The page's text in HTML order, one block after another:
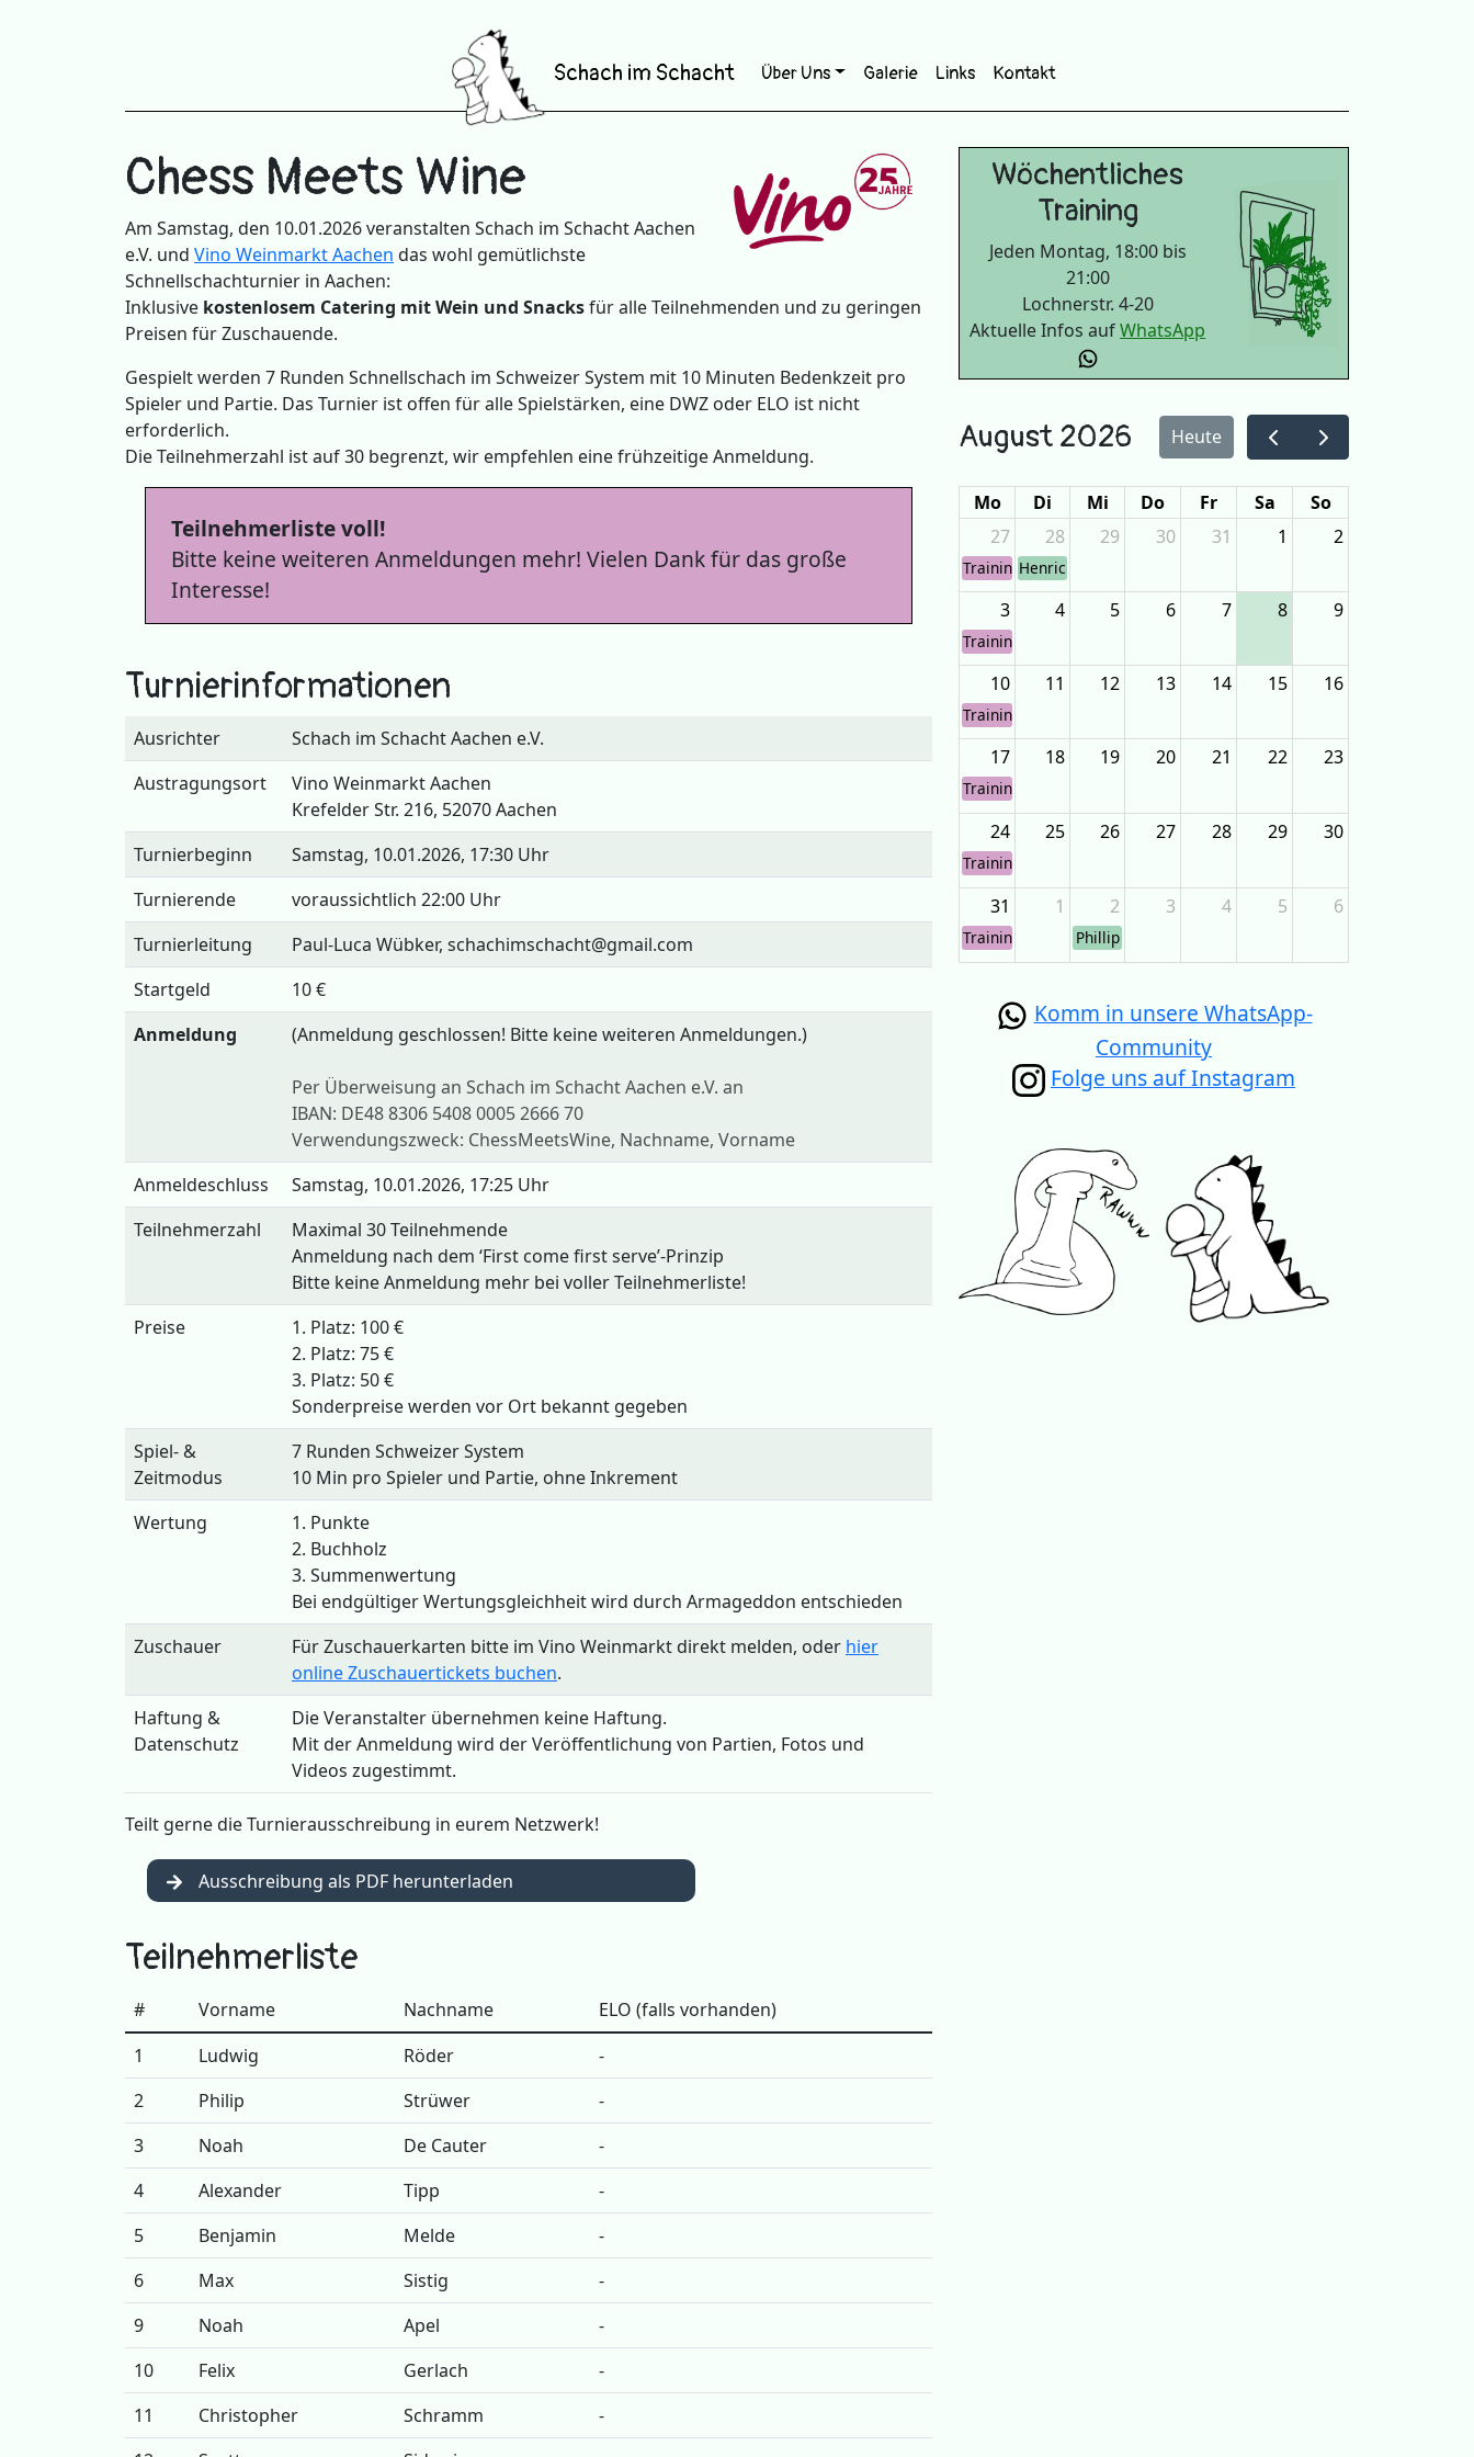
Schach im Schacht Über Uns Galerie Links Kontakt
Chess Meets Wine
Am Samstag, den 10.01.2026 veranstalten Schach im Schacht Aachen
e.V. und Vino Weinmarkt Aachen das wohl gemütlichste
Schnellschachturnier in Aachen:
Inklusive kostenlosem Catering mit Wein und Snacksfür alle Teilnehmenden und zu geringen
Preisen für Zuschauende.
Gespielt werden 7 Runden Schnellschach im Schweizer System mit 10 Minuten Bedenkzeit pro
Spieler und Partie. Das Turnier ist offen für alle Spielstärken, eine DWZ oder ELO ist nicht
erforderlich.
Die Teilnehmerzahl ist auf 30 begrenzt, wir empfehlen eine frühzeitige Anmeldung.
Teilnehmerliste voll!
Bitte keine weiteren Anmeldungen mehr! Vielen Dank für das große
Interesse!
Turnierinformationen
Ausrichter
Schach im Schacht Aachen e.V.
Austragungsort
Vino Weinmarkt Aachen
Krefelder Str. 216, 52070 Aachen
Turnierbeginn
Samstag, 10.01.2026, 17:30 Uhr
Turnierende
voraussichtlich 22:00 Uhr
Turnierleitung
Paul-Luca Wübker, schachimschacht@gmail.com
Startgeld
10 €
Anmeldung
(Anmeldung geschlossen! Bitte keine weiteren Anmeldungen.)
Per Überweisung an Schach im Schacht Aachen e.V. an
IBAN: DE48 8306 5408 0005 2666 70
Verwendungszweck: ChessMeetsWine, Nachname, Vorname
Anmeldeschluss
Samstag, 10.01.2026, 17:25 Uhr
Teilnehmerzahl
Maximal 30 Teilnehmende
Anmeldung nach dem ‘First come first serve’-Prinzip
Bitte keine Anmeldung mehr bei voller Teilnehmerliste!
Preise
1. Platz: 100 €
2. Platz: 75 €
3. Platz: 50 €
Sonderpreise werden vor Ort bekannt gegeben
Spiel- &
Zeitmodus
7 Runden Schweizer System
10 Min pro Spieler und Partie, ohne Inkrement
Wertung
1. Punkte
2. Buchholz
3. Summenwertung
Bei endgültiger Wertungsgleichheit wird durch Armageddon entschieden
Zuschauer
Für Zuschauerkarten bitte im Vino Weinmarkt direkt melden, oder hier
online Zuschauertickets buchen.
Haftung &
Datenschutz
Die Veranstalter übernehmen keine Haftung.
Mit der Anmeldung wird der Veröffentlichung von Partien, Fotos und
Videos zugestimmt.
Teilt gerne die Turnierausschreibung in eurem Netzwerk!
Ausschreibung als PDF herunterladen
Teilnehmerliste
# Vorname Nachname
ELO (falls vorhanden)
1
Ludwig Röder
-
2
Philip Strüwer
-
3
Noah De Cauter
-
4
Alexander Tipp
-
5
Benjamin Melde
-
6
Max Sistig
-
9
Noah Apel
-
10
Felix Gerlach
-
11
Christopher Schramm
-
Wöchentliches
Training
Jeden Montag, 18:00 bis
21:00
Lochnerstr. 4-20
Aktuelle Infos aufWhatsApp
August 2026 Heute
Mo Di Mi Do Fr Sa
So
27
Training
28
Henric
29 30 31 1 2
3
Training
4 5 6 7 8 9
10
Training
11 12 13 14 15 16
17
Training
18 19 20 21 22 23
24
Training
25 26 27 28 29 30
31
Training
1 2
Phillip
3 4 5 6
Komm in unsere WhatsApp-
Community
Folge uns auf Instagram